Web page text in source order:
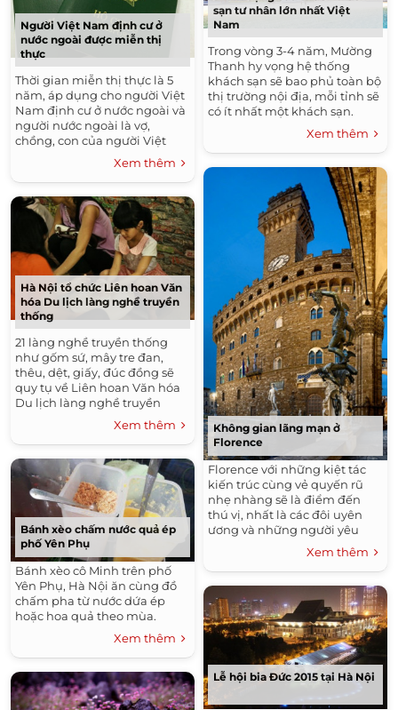
Người Việt Nam định cư ở
nước ngoài được miễn thị
thực
Thời gian miễn thị thực là 5
năm, áp dụng cho người Việt
Nam định cư ở nước ngoài và
người nước ngoài là vợ,
chồng, con của người Việt
Nam định cư ở nước ngoài
hoặc của công dân Việt Nam.
Xem thêm
Hà Nội tổ chức Liên hoan Văn
hóa Du lịch làng nghề truyền
thống
21 làng nghề truyền thống
như gốm sứ, mây tre đan,
thêu, dệt, giấy, đúc đồng sẽ
quy tụ về Liên hoan Văn hóa
Du lịch làng nghề truyền
Xem thêm
Bánh xèo chấm nước quả ép
phố Yên Phụ
Bánh xèo cô Minh trên phố
Yên Phụ, Hà Nội ăn cùng đồ
chấm pha từ nước dứa ép
hoặc hoa quả theo mùa.
Xem thêm
sạn tư nhân lớn nhất Việt
Nam
Trong vòng 3-4 năm, Mường
Thanh hy vọng hệ thống
khách sạn sẽ bao phủ toàn bộ
thị trường nội địa, mỗi tỉnh sẽ
có ít nhất một khách sạn.
Xem thêm
Không gian lãng mạn ở
Florence
Florence với những kiệt tác
kiến trúc cùng vẻ quyến rũ
nhẹ nhàng sẽ là điểm đến
thú vị, nhất là các đôi uyên
ương và những người yêu
Xem thêm
Lễ hội bia Đức 2015 tại Hà Nội